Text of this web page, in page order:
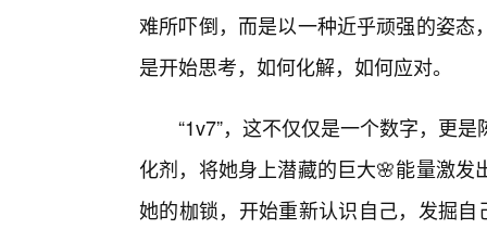
难所吓倒，而是以一种近乎顽强的姿
是开始思考，如何化解，如何应对。
“1v7”，这不仅仅是一个数字，更
化剂，将她身上潜藏的巨大🌸能量激
她的枷锁，开始重新认识自己，发掘